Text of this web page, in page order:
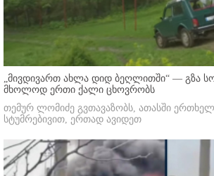
„მივდივართ ახლა დიდ ბეღლითში“ — გზა
მხოლოდ ერთი ქალი ცხოვრობს
თემურ ლომიძე გვთავაზობს, ათასში
სტუმრებივით, ერთად ავიდეთ